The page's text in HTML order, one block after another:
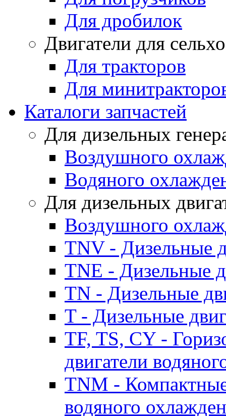
Для дробилок
Двигатели для
Для тракторов
Для
Каталоги запчастей
Для дизельных
Воздушного
Водяного
Для дизельных
Воздушного
TNV - Дизельные
TNE - Дизельные
TN - Дизельные
T - Дизельные
TF, TS, CY -
двигатели
TNM -
водяного